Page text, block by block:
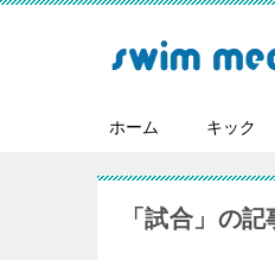
ホーム キック
「試合」の